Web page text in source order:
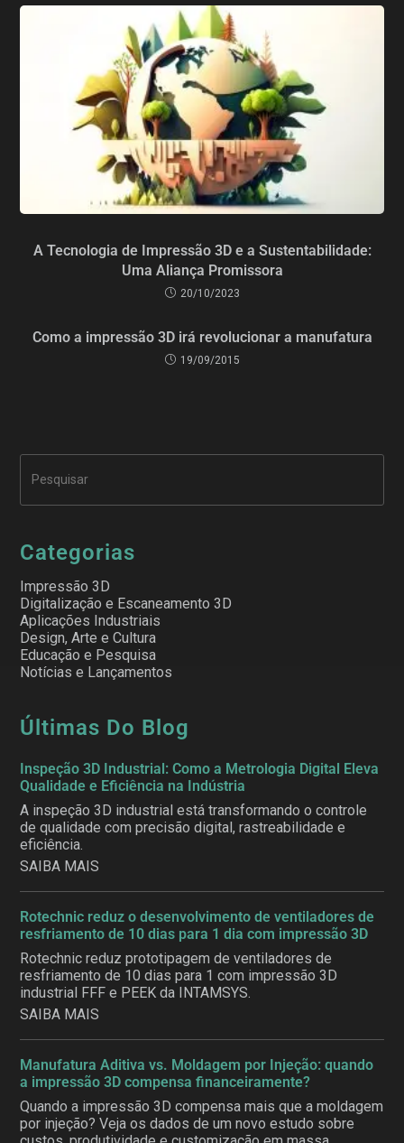
A Tecnologia de Impressão 3D e a Sustentabilidade:
Uma Aliança Promissora
20/10/2023
Como a impressão 3D irá revolucionar a manufatura
19/09/2015
Categorias
Impressão 3D
Digitalização e Escaneamento 3D
Aplicações Industriais
Design, Arte e Cultura
Educação e Pesquisa
Notícias e Lançamentos
Últimas Do Blog
Inspeção 3D Industrial: Como a Metrologia Digital Eleva
Qualidade e Eficiência na Indústria
A inspeção 3D industrial está transformando o controle
de qualidade com precisão digital, rastreabilidade e
eficiência.
SAIBA MAIS
Rotechnic reduz o desenvolvimento de ventiladores de
resfriamento de 10 dias para 1 dia com impressão 3D
Rotechnic reduz prototipagem de ventiladores de
resfriamento de 10 dias para 1 com impressão 3D
industrial FFF e PEEK da INTAMSYS.
SAIBA MAIS
Manufatura Aditiva vs. Moldagem por Injeção: quando
a impressão 3D compensa financeiramente?
Quando a impressão 3D compensa mais que a moldagem
por injeção? Veja os dados de um novo estudo sobre